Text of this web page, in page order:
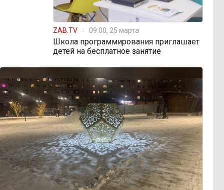
ZAB.TV 09:00, 25 марта
Школа программирования приглашает
детей на бесплатное занятие